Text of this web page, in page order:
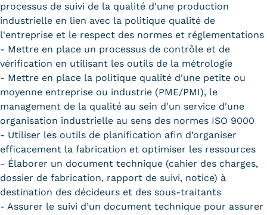
processus de suivi de la qualité d'une production
industrielle en lien avec la politique qualité de
l'entreprise et le respect des normes et réglementations
- Mettre en place un processus de contrôle et de
vérification en utilisant les outils de la métrologie
- Mettre en place la politique qualité d'une petite ou
moyenne entreprise ou industrie (PME/PMI), le
management de la qualité au sein d'un service d'une
organisation industrielle au sens des normes ISO 9000
- Utiliser les outils de planification afin d’organiser
efficacement la fabrication et optimiser les ressources
- Élaborer un document technique (cahier des charges,
dossier de fabrication, rapport de suivi, notice) à
destination des décideurs et des sous-traitants
- Assurer le suivi d’un document technique pour assurer